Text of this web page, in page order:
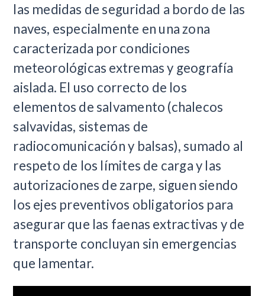
las medidas de seguridad a bordo de las
naves, especialmente en una zona
caracterizada por condiciones
meteorológicas extremas y geografía
aislada. El uso correcto de los
elementos de salvamento (chalecos
salvavidas, sistemas de
radiocomunicación y balsas), sumado al
respeto de los límites de carga y las
autorizaciones de zarpe, siguen siendo
los ejes preventivos obligatorios para
asegurar que las faenas extractivas y de
transporte concluyan sin emergencias
que lamentar.